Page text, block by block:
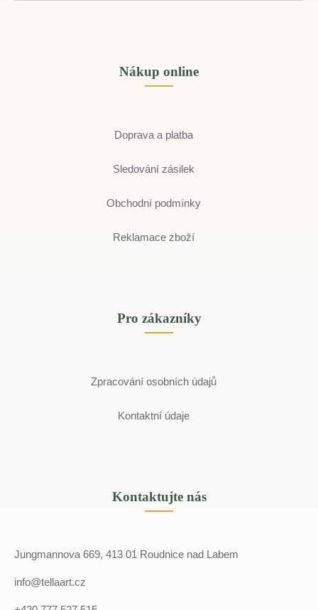
Nákup online
Doprava a platba
Sledování zásilek
Obchodní podmínky
Reklamace zboží
Pro zákazníky
Zpracování osobních údajů
Kontaktní údaje
Kontaktujte nás
Jungmannova 669, 413 01 Roudnice nad Labem
info@tellaart.cz